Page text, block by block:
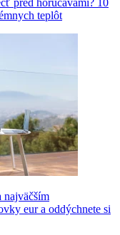
pred horúčavami? 10
teplôt
najväčším
eur a oddýchnete si